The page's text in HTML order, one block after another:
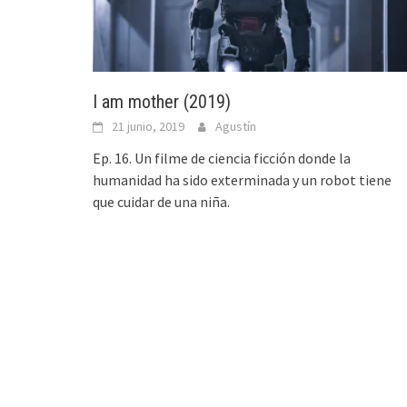
I am mother (2019)
21 junio, 2019 Agustín
Ep. 16. Un filme de ciencia ficción donde la
humanidad ha sido exterminada y un robot tiene
que cuidar de una niña.